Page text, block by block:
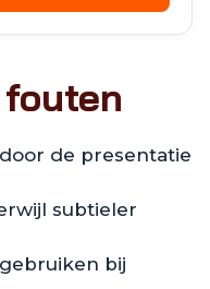
de presentatie
subtieler
bij